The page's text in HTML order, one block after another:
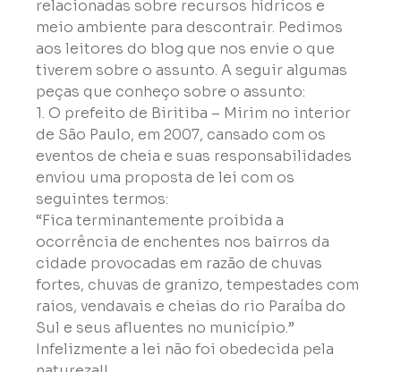
relacionadas sobre recursos hídricos e
meio ambiente para descontrair. Pedimos
aos leitores do blog que nos envie o que
tiverem sobre o assunto. A seguir algumas
peças que conheço sobre o assunto:
1. O prefeito de Biritiba – Mirim no interior
de São Paulo, em 2007, cansado com os
eventos de cheia e suas responsabilidades
enviou uma proposta de lei com os
seguintes termos:
“Fica terminantemente proibida a
ocorrência de enchentes nos bairros da
cidade provocadas em razão de chuvas
fortes, chuvas de granizo, tempestades com
raios, vendavais e cheias do rio Paraíba do
Sul e seus afluentes no município.”
Infelizmente a lei não foi obedecida pela